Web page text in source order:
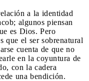
a la identidad
algunos piensan
es Dios. Pero
que el ser sobrenatural
cuenta de que no
en la coyuntura de
con la cadera
una bendición.